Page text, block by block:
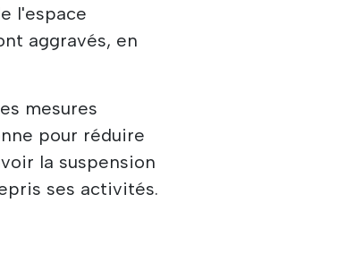
l'espace
aggravés, en
mesures
pour réduire
la suspension
ses activités.